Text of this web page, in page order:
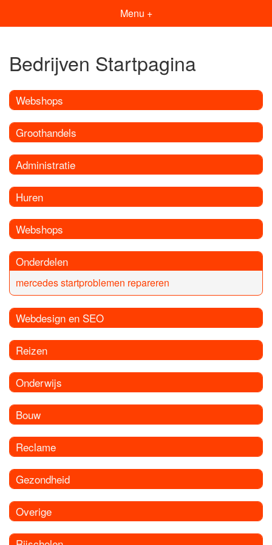
Menu +
Bedrijven Startpagina
Webshops
Groothandels
Administratie
Huren
Webshops
Onderdelen
mercedes startproblemen repareren
Webdesign en SEO
Reizen
Onderwijs
Bouw
Reclame
Gezondheid
Overige